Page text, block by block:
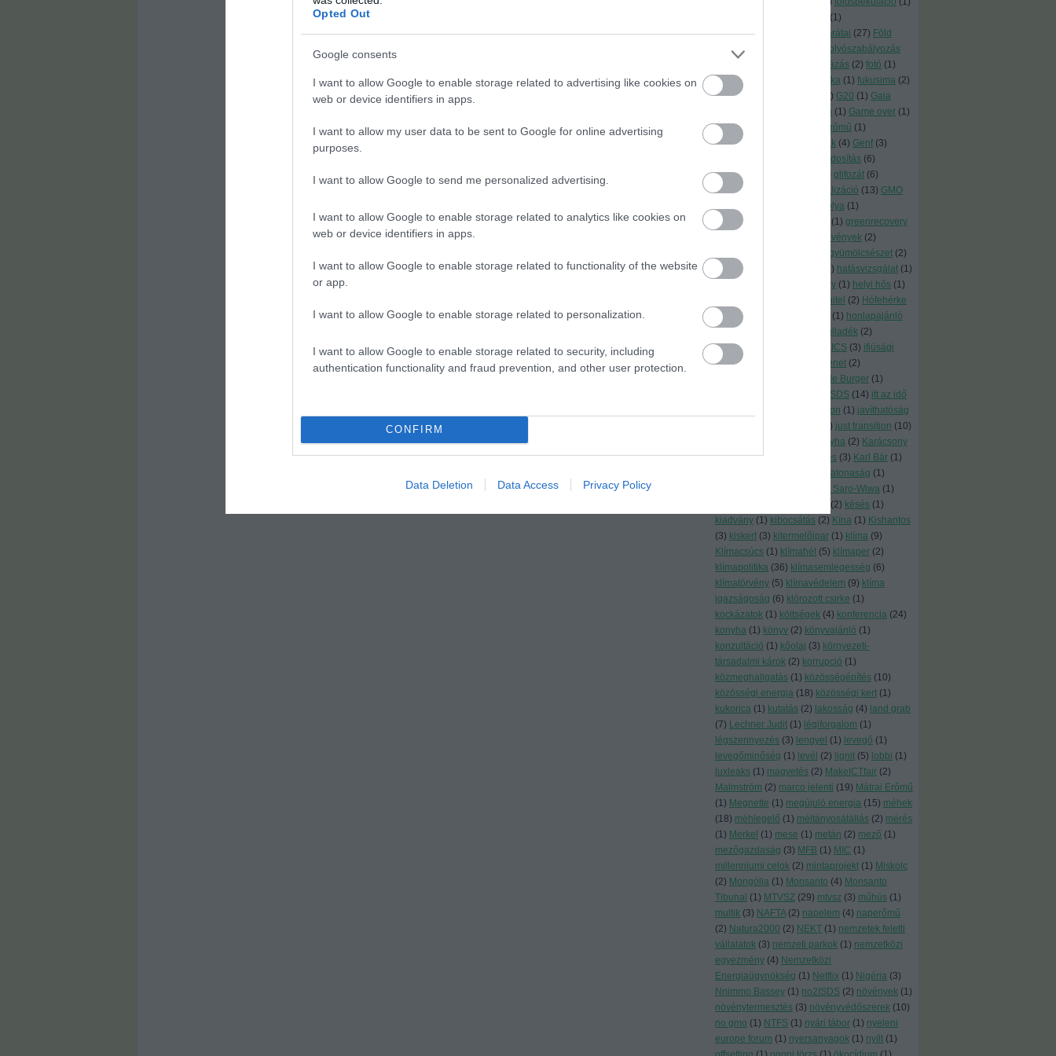
Opted Out
Google consents
I want to allow Google to enable storage related to advertising like cookies on
web or device identifiers in apps.
I want to allow my user data to be sent to Google for online advertising
purposes.
I want to allow Google to send me personalized advertising.
I want to allow Google to enable storage related to analytics like cookies on
web or device identifiers in apps.
I want to allow Google to enable storage related to functionality of the website
or app.
I want to allow Google to enable storage related to personalization.
I want to allow Google to enable storage related to security, including
authentication functionality and fraud prevention, and other user protection.
CONFIRM
Data Deletion Data Access Privacy Policy
(1)
földzsákmánylás
föld barátai (27) Föld
Barátai
folyószabályozás
fosszilisberuházás (2) fotó (1)
friendsoftheearth
Fukuoka (1) fukusima (2)
fűszernövények
) G20 (1) Gaia
GameOn (1) Game over (1)
gáz
(8) gázerőmű (1)
gázkivezetés
gázvezeték (4) Genf (3)
génmódosítás (6)
génpiszka
glifozát (6)
globális akciónap
globalizáció (13) GMO
gólya (1)
gömörszőlős
(1) greenrecovery
gyógynövények (2)
gyümölcsészet (2)
gyümölcsfa
) hatásvizsgálat (1)
hellókarácsony (1) helyi hős (1)
hitel (2) Hófehérke
1 Hollandia (1) honlapajánló
hulladék (2)
hülyeség kora
ICS (3) ifjúsági
program
igazságosátmenet (2)
Impossible Burger (1)
ISDS (14) itt az idő
járulékoshaszon (1) javíthatóság
) just transition (10)
kályha (2) Karácsony
Gergely (1) karbonsemleges (3) Karl Bär (1)
katonaság (1)
Ken Saro-Wiwa (1)
(2) késés (1)
kiadvány (1) kibocsátás (2) Kína (1) Kishantos
(3) kiskert (3) kitermelőipar (1) klíma (9)
Klímacsúcs (1) klímahét (5) klímaper (2)
klímapolitika (36) klímasemlegesség (6)
klímatörvény (5) klímavédelem (9) klíma
igazságoság (6) klórozott csirke (1)
kockázatok (1) költségek (4) konferencia (24)
konyha (1) könyv (2) könyvajánló (1)
konzultáció (1) kőolaj (3) környezeti-
társadalmi károk (2) korrupció (1)
közmeghallgatás (1) közösségépítés (10)
közösségi energia (18) közösségi kert (1)
kukorica (1) kutatás (2) lakosság (4) land grab
(7) Lechner Judit (1) légiforgalom (1)
légszennyezés (3) lengyel (1) levegő (1)
levegőminőség (1) levél (2) lignit (5) lobbi (1)
luxleaks (1) magvetés (2) MakeICTfair (2)
Malmström (2) marco jelenti (19) Mátrai Erőmű
(1) Megnette (1) megújuló energia (15) méhek
(18) méhlegelő (1) méltányosátállás (2) mérés
(1) Merkel (1) mese (1) metán (2) mező (1)
mezőgazdaság (3) MFB (1) MIC (1)
millenniumi celok (2) mintaprojekt (1) Miskolc
(2) Mongólia (1) Monsanto (4) Monsanto
Tibunal (1) MTVSZ (29) mtvsz (3) műhús (1)
multik (3) NAFTA (2) napelem (4) naperőmű
(2) Natura2000 (2) NEKT (1) nemzetek feletti
vállalatok (3) nemzeti parkok (1) nemzetközi
egyezmény (4) Nemzetközi
Energiaügynökség (1) Netflix (1) Nigéria (3)
Nnimmo Bassey (1) no2ISDS (2) növények (1)
növénytermesztés (3) növényvédőszerek (10)
no gmo (1) NTFS (1) nyári tábor (1) nyeleni
europe forum (1) nyersanyagok (1) nyílt (1)